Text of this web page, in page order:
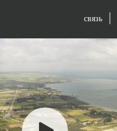
связь